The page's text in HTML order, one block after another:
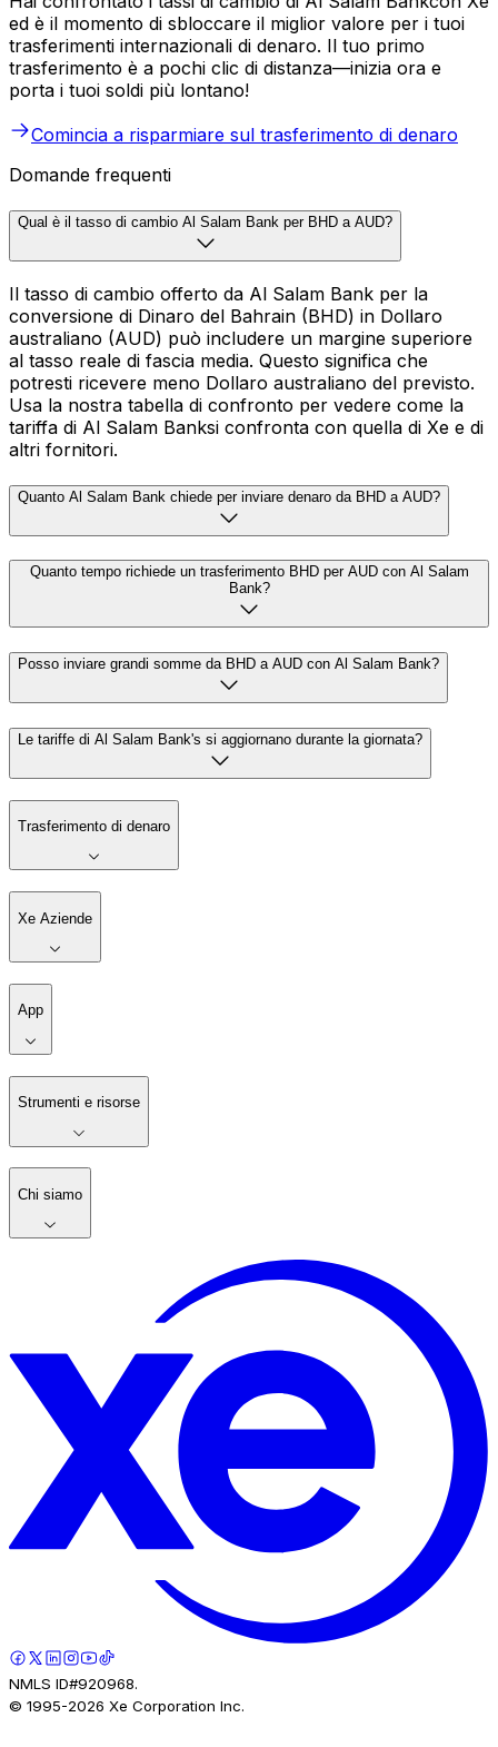
ed è il momento di sbloccare il miglior valore per i tuoi
trasferimenti internazionali di denaro. Il tuo primo
trasferimento è a pochi clic di distanza—inizia ora e
porta i tuoi soldi più lontano!
Comincia a risparmiare sul trasferimento di denaro
Domande frequenti
Qual è il tasso di cambio Al Salam Bank per BHD a AUD?
Il tasso di cambio offerto da Al Salam Bank per la
conversione di Dinaro del Bahrain (BHD) in Dollaro
australiano (AUD) può includere un margine superiore
al tasso reale di fascia media. Questo significa che
potresti ricevere meno Dollaro australiano del previsto.
Usa la nostra tabella di confronto per vedere come la
tariffa di Al Salam Banksi confronta con quella di Xe e di
altri fornitori.
Quanto Al Salam Bank chiede per inviare denaro da BHD a AUD?
Quanto tempo richiede un trasferimento BHD per AUD con Al Salam
Bank?
Posso inviare grandi somme da BHD a AUD con Al Salam Bank?
Le tariffe di Al Salam Bank's si aggiornano durante la giornata?
Trasferimento di denaro
Xe Aziende
App
Strumenti e risorse
Chi siamo
NMLS ID#920968.
© 1995-2026 Xe Corporation Inc.